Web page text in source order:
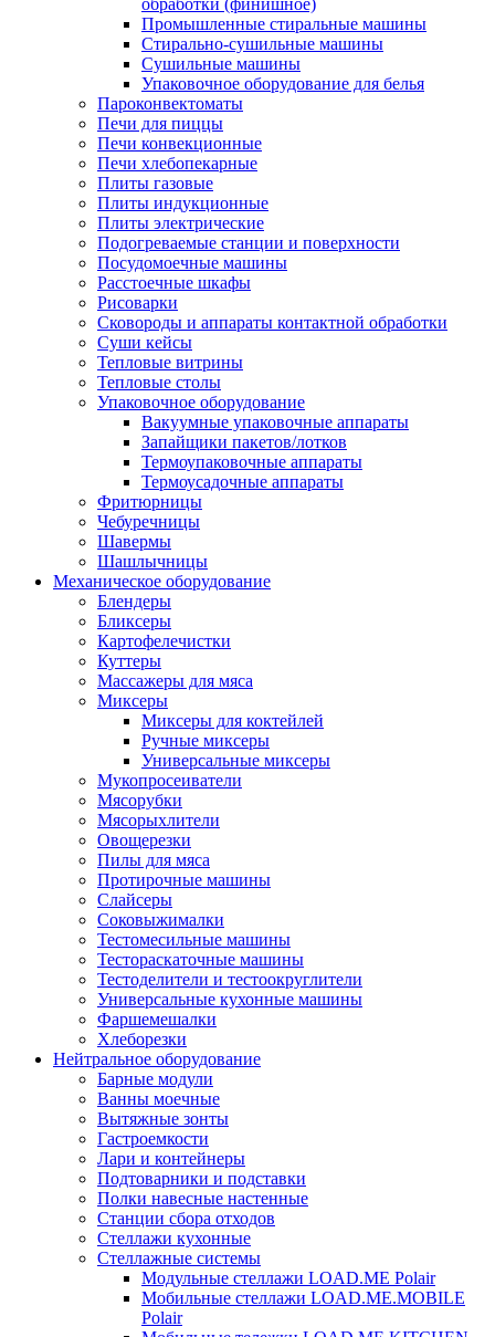
обработки (финишное)
Промышленные стиральные машины
Стирально-сушильные машины
Сушильные машины
Упаковочное оборудование для белья
Пароконвектоматы
Печи для пиццы
Печи конвекционные
Печи хлебопекарные
Плиты газовые
Плиты индукционные
Плиты электрические
Подогреваемые станции и поверхности
Посудомоечные машины
Расстоечные шкафы
Рисоварки
Сковороды и аппараты контактной обработки
Суши кейсы
Тепловые витрины
Тепловые столы
Упаковочное оборудование
Вакуумные упаковочные аппараты
Запайщики пакетов/лотков
Термоупаковочные аппараты
Термоусадочные аппараты
Фритюрницы
Чебуречницы
Шавермы
Шашлычницы
Механическое оборудование
Блендеры
Бликсеры
Картофелечистки
Куттеры
Массажеры для мяса
Миксеры
Миксеры для коктейлей
Ручные миксеры
Универсальные миксеры
Мукопросеиватели
Мясорубки
Мясорыхлители
Овощерезки
Пилы для мяса
Протирочные машины
Слайсеры
Соковыжималки
Тестомесильные машины
Тестораскаточные машины
Тестоделители и тестоокруглители
Универсальные кухонные машины
Фаршемешалки
Хлеборезки
Нейтральное оборудование
Барные модули
Ванны моечные
Вытяжные зонты
Гастроемкости
Лари и контейнеры
Подтоварники и подставки
Полки навесные настенные
Станции сбора отходов
Стеллажи кухонные
Стеллажные системы
Модульные стеллажи LOAD.ME Polair
Мобильные стеллажи LOAD.ME.MOBILE
Polair